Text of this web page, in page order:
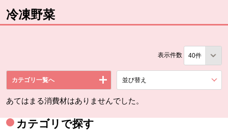
冷凍野菜
表示件数
カテゴリ一覧へ 並び替え
あてはまる消費材はありませんでした。
カテゴリで探す